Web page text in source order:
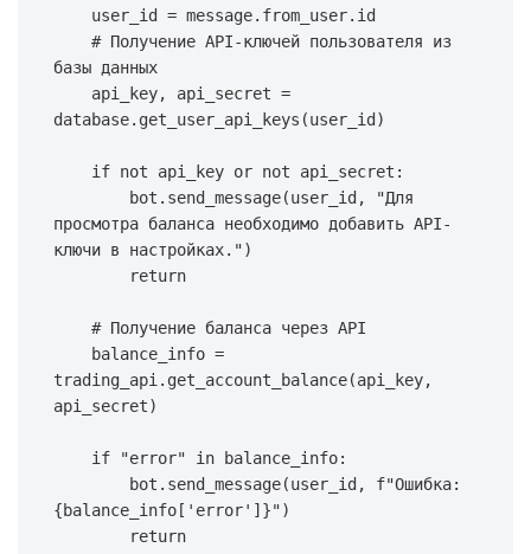
    user_id
= message. from_user. id
# Получение API-ключей пользователя из
базы данных
    api_key
, api_secret =
database. get_user_api_keys (user_id )
if not api_key or not api_secret :
        bot
. send_message(user_id ,
"Для
просмотра баланса необходимо добавить API-
ключи в настройках.")
return
# Получение баланса через API
    balance_info
=
trading_api . get_account_balance(api_key,
api_secret)
if "error" in balance_info:
        bot
. send_message(user_id ,
{balance_info [ 'error' ] }")
return